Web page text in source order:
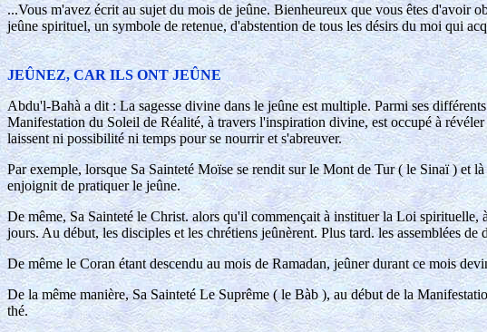
...Vous m'avez écrit au sujet du mois de jeûne. Bienheureux que vous êtes d'avoir
jeûne spirituel, un symbole de retenue, d'abstention de tous les désirs du moi qui
JEÛNEZ, CAR ILS ONT JEÛNE
Abdu'l-Bahà a dit : La sagesse divine dans le jeûne est multiple. Parmi ses
Manifestation du Soleil de Réalité, à travers l'inspiration divine, est occupé à
laissent ni possibilité ni temps pour se nourrir et s'abreuver.
Par exemple, lorsque Sa Sainteté Moïse se rendit sur le Mont de Tur ( le Sinaï )
enjoignit de pratiquer le jeûne.
De même, Sa Sainteté le Christ. alors qu'il commençait à instituer la Loi spirituelle,
jours. Au début, les disciples et les chrétiens jeûnèrent. Plus tard. les assemblées
De même le Coran étant descendu au mois de Ramadan, jeûner durant ce mois
De la même manière, Sa Sainteté Le Suprême ( le Bàb ), au début de la
thé.